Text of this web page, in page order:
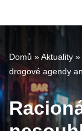
obsah
Domů »Aktuality »
drogové agendy